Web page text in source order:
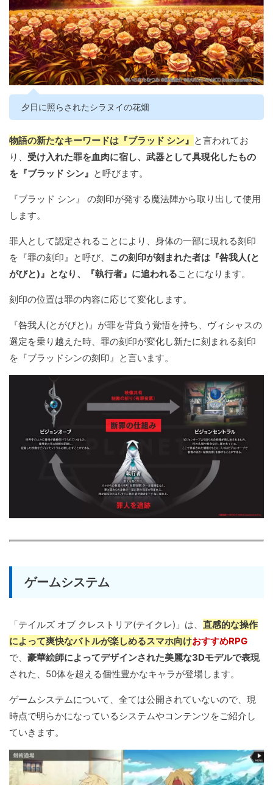
夕日に照らされたシラヌイの花畑
物語の新たなキーワードは『ブラッド シン』 と言われてお
り、 受け入れた罪を血肉に宿し、武器として具現化したもの
を『ブラッド シン』 と呼びます。
『ブラッド シン』 の刻印が発する魔法陣から取り出して使用
します。
罪人として認定されることにより、身体の一部に現れる刻印
を『罪の刻印』と呼び、 この刻印が刻まれた者は『咎我人(と
がびと)』となり、『執行者』に追われることになります。
刻印の位置は罪の内容に応じて変化します。
『咎我人(とがびと)』が罪を背負う覚悟を持ち、ヴィシャスの
選定を乗り越えた時、罪の刻印が変化し新たに刻まれる刻印
を『ブラッドシンの刻印』と言います。
ゲームシステム
「テイルズ オブ クレストリア(テイクレ)」は、 直感的な操作
によって爽快なバトルが楽しめるスマホ向けおすすめRPG
で、 豪華絵師によってデザインされた美麗な3Dモデルで表現
された、50体を超える個性豊かなキャラが登場します。
ゲームシステムについて、全ては公開されていないので、現
時点で明らかになっているシステムやコンテンツをご紹介し
ていきます。